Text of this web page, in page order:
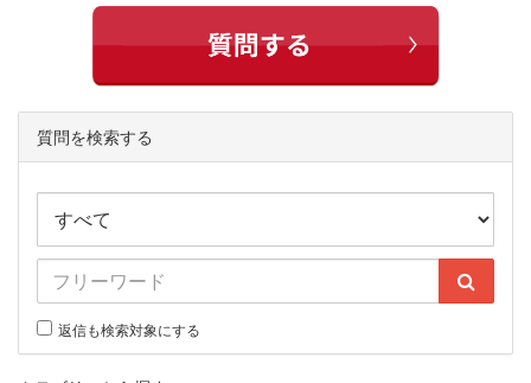
質問を検索する
返信も検索対象にする